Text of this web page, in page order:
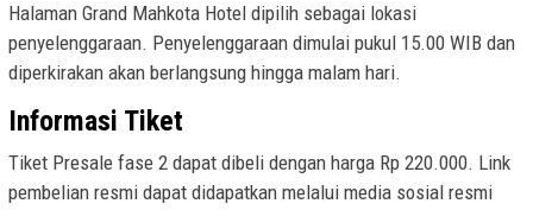
Halaman Grand Mahkota Hotel dipilih sebagai lokasi
penyelenggaraan. Penyelenggaraan dimulai pukul 15.00 WIB dan
diperkirakan akan berlangsung hingga malam hari.
Informasi Tiket
Tiket Presale fase 2 dapat dibeli dengan harga Rp 220.000. Link
pembelian resmi dapat didapatkan melalui media sosial resmi